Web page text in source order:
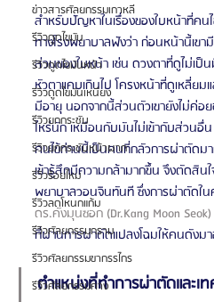
ข่าวสารศัลยกรรมเกาหลี
รีวิวดูดไขมัน
รีวิวดูดไขมันหน้า
รีวิวดูดไขมันเหนียง
รีวิวยกกระชับ
รีวิวยกกระชับหน้าผาก
รีวิวร้อยไหม
รีวิวลดโหนกแก้ม
รีวิวศัลยกรรมกราม
รีวิวศัลยกรรมขากรรไกร
รีวิวศัลยกรรมคาง
สำหรับปัญหาในเรื่องของใบหน้าที่คน
ทางโรงพยาบาลฟังว่า ก่อนหน้านี้เข
ส่วนของใบหน้า เช่น ดวงตาที่ดูไม่เป็
หัวตาแคบเกินไป โครงหน้าที่ดูเหลี่ยม
มีอายุ นอกจากนี้ส่วนตัวเขายังไม่ค่อ
ไหร่นัก เหมือนกับมันไม่เข้ากับส่วนอื่
คนไข้ท่านนี้เป็นคนที่กลัวการผ่าตัดม
เข้ารู้สึกมีความกล้ามากขึ้น จึงตัดสิน
พยาบาลวอนจินทันที ซึ่งการผ่าตัดใ
ดร.คังมุนซอก (Dr.Kang Moon Seok)
ที่ผ่านการผ่าตัดแปลงโฉมให้คนดังม
ตำแหน่งที่ทำการผ่าตัดและเ